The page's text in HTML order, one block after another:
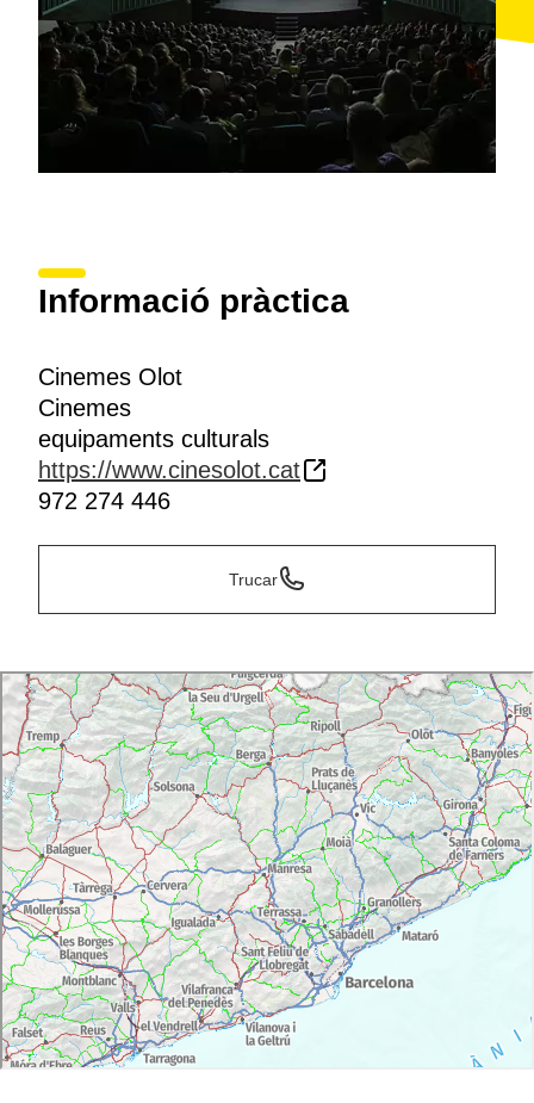
Informació pràctica
Cinemes Olot
Cinemes
equipaments culturals
https://www.cinesolot.cat
972 274 446
Trucar